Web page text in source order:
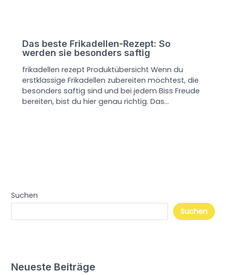
Das beste Frikadellen-Rezept: So
werden sie besonders saftig
frikadellen rezept Produktübersicht Wenn du
erstklassige Frikadellen zubereiten möchtest, die
besonders saftig sind und bei jedem Biss Freude
bereiten, bist du hier genau richtig. Das…
Suchen
Suchen
Neueste Beiträge